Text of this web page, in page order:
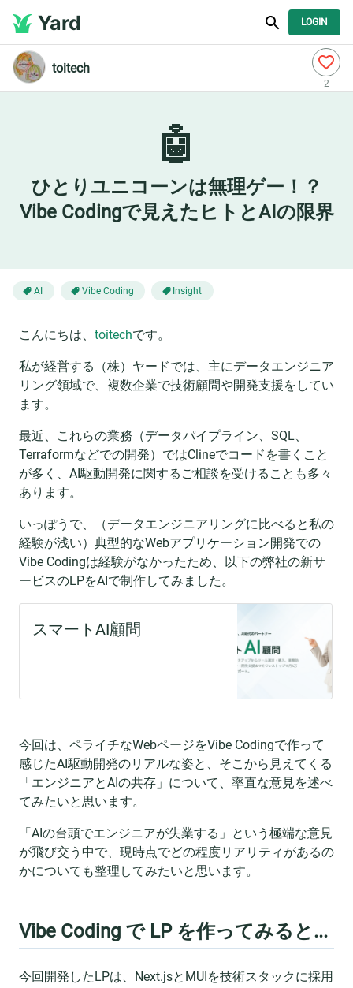
Yard LOGIN
toitech
2
🤖
ひとりユニコーンは無理ゲー！？
Vibe Codingで見えたヒトとAIの限界
AI Vibe Coding Insight
こんにちは、 toitechです。
私が経営する（株）ヤードでは、主にデータエンジニア
リング領域で、複数企業で技術顧問や開発支援をしてい
ます。
最近、これらの業務（データパイプライン、SQL、
Terraformなどでの開発）ではClineでコードを書くこと
が多く、AI駆動開発に関するご相談を受けることも多々
あります。
いっぽうで、（データエンジニアリングに比べると私の
経験が浅い）典型的なWebアプリケーション開発での
Vibe Codingは経験がなかったため、以下の弊社の新サ
ービスのLPをAIで制作してみました。
今回は、ペライチなWebページをVibe Codingで作って
感じたAI駆動開発のリアルな姿と、そこから見えてくる
「エンジニアとAIの共存」について、率直な意見を述べ
てみたいと思います。
「AIの台頭でエンジニアが失業する」という極端な意見
が飛び交う中で、現時点でどの程度リアリティがあるの
かについても整理してみたいと思います。
Vibe Coding で LP を作ってみると...
今回開発したLPは、Next.jsとMUIを技術スタックに採用